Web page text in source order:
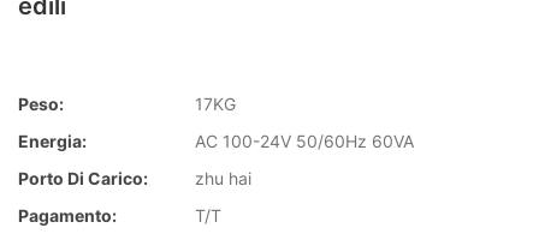
edili
Peso:
17KG
Energia:
AC 100-24V 50/60Hz 60VA
Porto Di Carico:
zhu hai
Pagamento:
T/T